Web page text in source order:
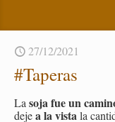
27/12/2021
#Ta­pe­ras
Lasoja fue un
dejea la vistala